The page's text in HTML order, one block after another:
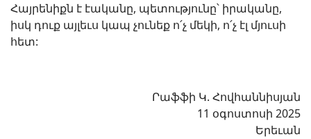
Հայրենիքն է էականը, պետությունը՝ իրականը,
իսկ դուք այլեւս կապ չունեք ո՛չ մեկի, ո՛չ էլ մյուսի
հետ:
Րաֆֆի Կ. Հովհաննիսյան
11 օգոստոսի 2025
Երեւան